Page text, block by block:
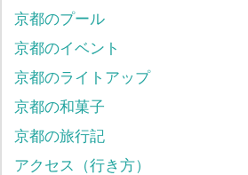
京都のプール
京都のイベント
京都のライトアップ
京都の和菓子
京都の旅行記
アクセス（行き方）